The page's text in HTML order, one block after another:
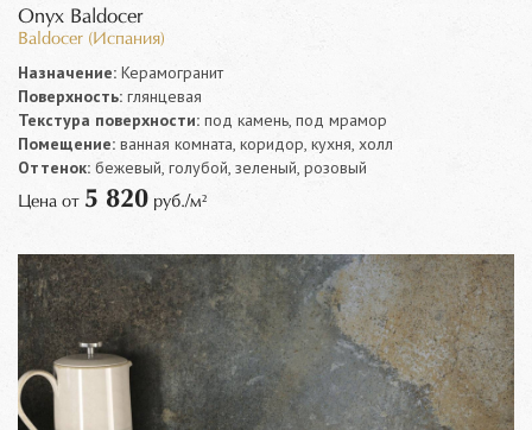
Onyx Baldocer
Baldocer (Испания)
Назначение: Керамогранит
Поверхность: глянцевая
Текстура поверхности: под камень, под мрамор
Помещение: ванная комната, коридор, кухня, холл
Оттенок: бежевый, голубой, зеленый, розовый
Цена от 5 820 руб./м²